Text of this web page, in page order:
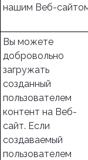
нашим Веб-
Вы можете
добровольно
загружать
созданный
пользователем
контент на Веб-
сайт. Если
создаваемый
пользователем